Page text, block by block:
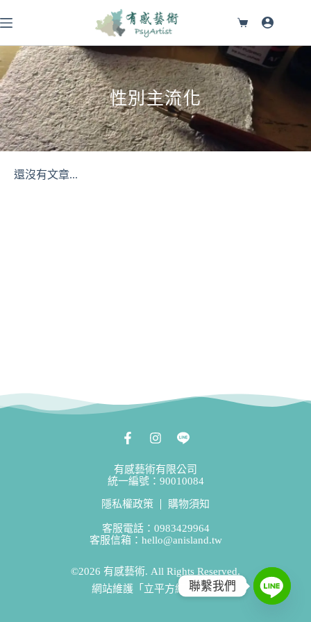
性別主流化
還沒有文章...
有感藝術有限公司
統一編號：90010084
隱私權政策 購物須知
客服電話：0983429964
客服信箱：hello@anisland.tw
©2026 有感藝術. All Rights Reserved.
網站維護「立平方網頁設計」
聯繫我們